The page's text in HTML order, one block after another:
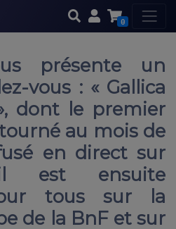
0
présente un
vous : « Gallica
dont le premier
au mois de
en direct sur
il est ensuite
tous sur la
de la BnF et sur